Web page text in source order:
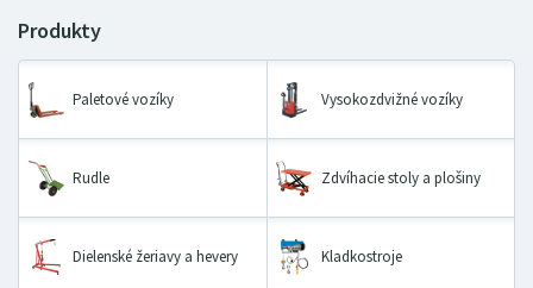
Paletové vozíky Vysokozdvižné vozíky
Rudle Zdvíhacie stoly a plošiny
Dielenské žeriavy a hevery Kladkostroje